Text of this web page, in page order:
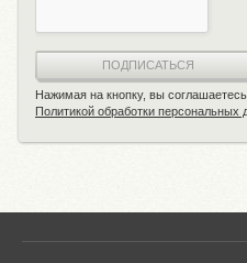
ПОДПИСАТЬСЯ
Нажимая на кнопку, вы
Политикой обработки персональных